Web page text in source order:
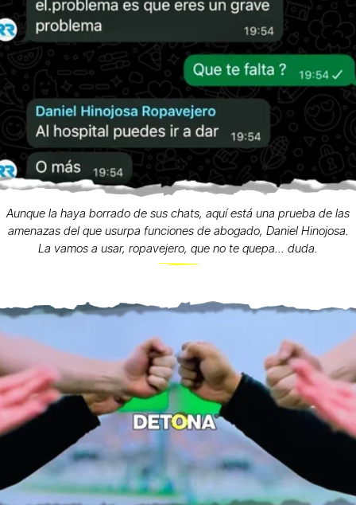
Aunque la haya borrado de sus chats, aquí está una prueba de las
amenazas del que usurpa funciones de abogado, Daniel Hinojosa.
La vamos a usar, ropavejero, que no te quepa... duda.